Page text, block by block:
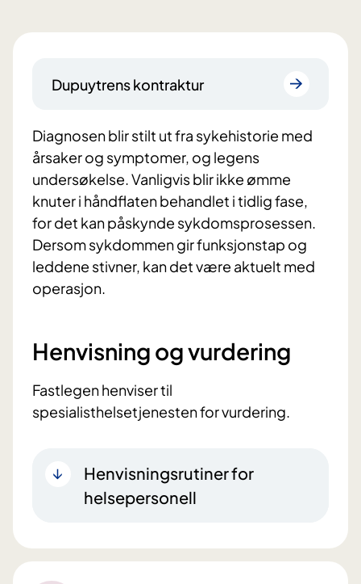
Dupuytrens kontraktur
Diagnosen blir stilt ut fra sykehistorie med
årsaker og symptomer, og legens
undersøkelse. Vanligvis blir ikke ømme
knuter i håndflaten behandlet i tidlig fase,
for det kan påskynde sykdomsprosessen.
Dersom sykdommen gir funksjonstap og
leddene stivner, kan det være aktuelt med
operasjon.
Henvisning og vurdering
Fastlegen henviser til
spesialisthelsetjenesten for vurdering.
Henvisningsrutiner for
helsepersonell